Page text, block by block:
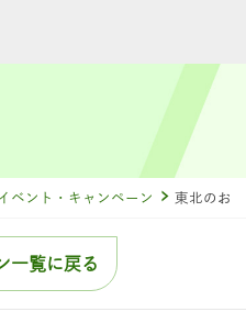
ベント・キャンペーン 東北のお
一覧に戻る